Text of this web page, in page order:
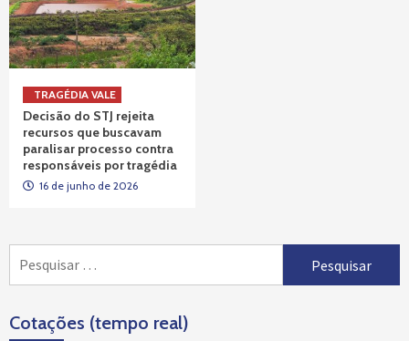
TRAGÉDIA VALE
Decisão do STJ rejeita
recursos que buscavam
paralisar processo contra
responsáveis por tragédia
16 de junho de 2026
Cotações (tempo real)